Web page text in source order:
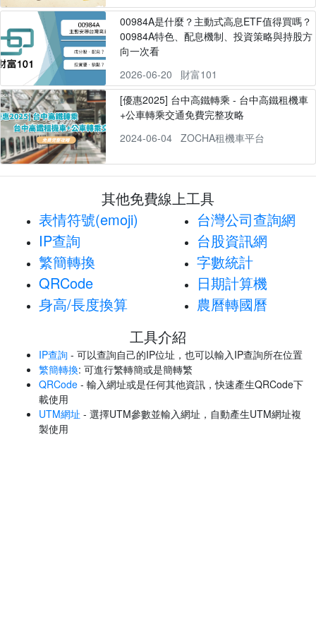
00984A是什麼？主動式高息ETF值得買嗎？
00984A特色、配息機制、投資策略與持股方
向一次看
2026-06-20
財富101
[優惠2025] 台中高鐵轉乘 - 台中高鐵租機車
+公車轉乘交通免費完整攻略
2024-06-04
ZOCHA租機車平台
其他免費線上工具
表情符號(emoji)
IP查詢
繁簡轉換
QRCode
身高/長度換算
台灣公司查詢網
台股資訊網
字數統計
日期計算機
農曆轉國曆
工具介紹
IP查詢 - 可以查詢自己的IP位址，也可以輸入IP查詢所在位置
繁簡轉換: 可進行繁轉簡或是簡轉繁
QRCode - 輸入網址或是任何其他資訊，快速產生QRCode下
載使用
UTM網址 - 選擇UTM參數並輸入網址，自動產生UTM網址複
製使用